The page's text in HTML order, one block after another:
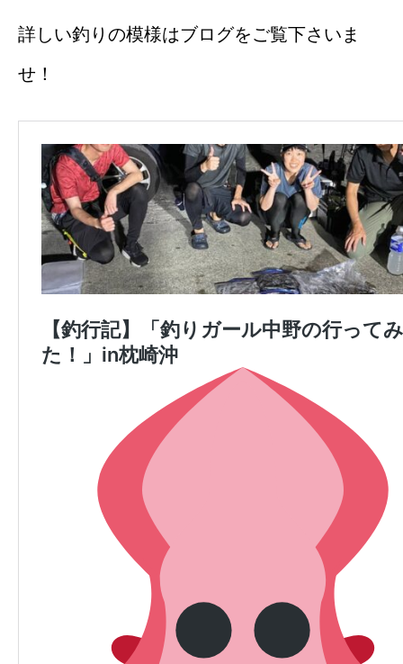
詳しい釣りの模様はブログをご覧下さいま
せ！